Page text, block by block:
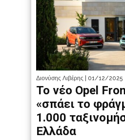
Διονύσης Λιβέρης | 01/12/2025
Το νέο Opel
«σπάει το
1.000
Ελλάδα